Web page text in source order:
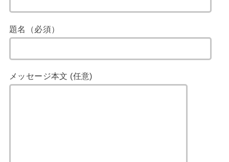
題名（必須）
メッセージ本文 (任意)